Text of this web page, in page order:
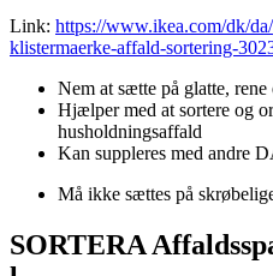
Link: https://www.ikea.com/dk/
klistermaerke-affald-sortering-
Nem at sætte på glatte,
Hjælper med at sortere og
husholdningsaffald
Kan suppleres med andre
Må ikke sættes på
SORTERA